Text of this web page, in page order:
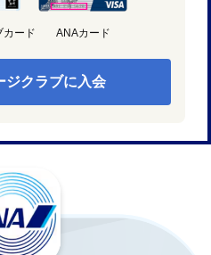
カード ANAカード
ジクラブに入会